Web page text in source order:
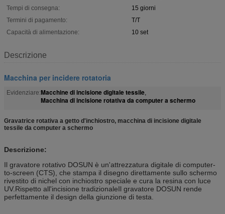
Tempi di consegna:
15 giorni
Termini di pagamento:
T/T
Capacità di alimentazione:
10 set
Descrizione
Macchina per incidere rotatoria
Evidenziare:Macchine di incisione digitale tessile,
Macchina di incisione rotativa da computer a schermo
Gravatrice rotativa a getto d'inchiostro, macchina di incisione digitale
tessile da computer a schermo
Descrizione:
Il gravatore rotativo DOSUN è un'attrezzatura digitale di computer-
to-screen (CTS), che stampa il disegno direttamente sullo schermo
rivestito di nichel con inchiostro speciale e cura la resina con luce
UV.Rispetto all'incisione tradizionaleIl gravatore DOSUN rende
perfettamente il design della giunzione di testa.